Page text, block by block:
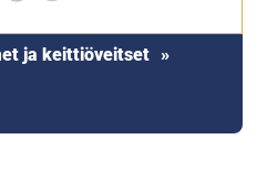
ja keittiöveitset